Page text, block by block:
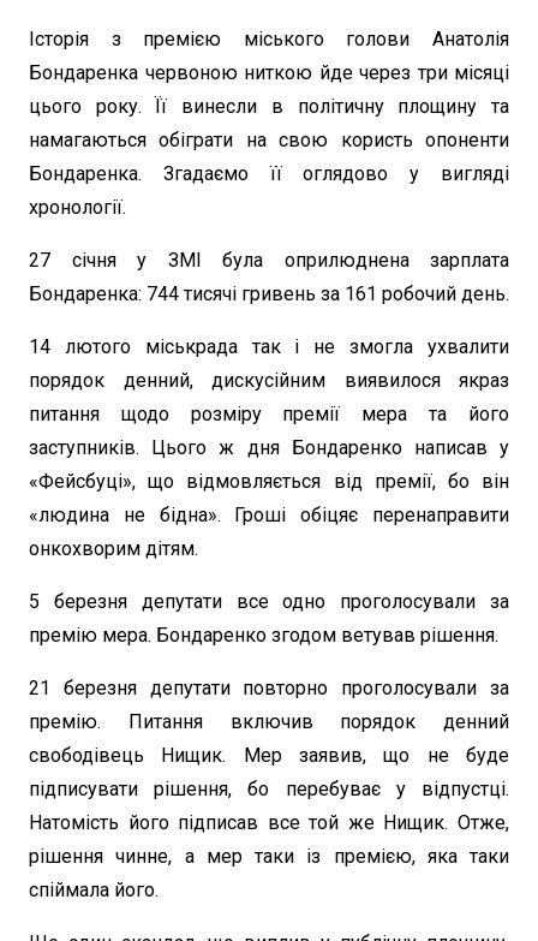
Історія з премією міського голови Анатолія
Бондаренка червоною ниткою йде через три місяці
цього року. Її винесли в політичну площину та
намагаються обіграти на свою користь опоненти
Бондаренка. Згадаємо її оглядово у вигляді
хронології.
27 січня у ЗМІ була оприлюднена зарплата
Бондаренка: 744 тисячі гривень за 161 робочий день.
14 лютого міськрада так і не змогла ухвалити
порядок денний, дискусійним виявилося якраз
питання щодо розміру премії мера та його
заступників. Цього ж дня Бондаренко написав у
«Фейсбуці», що відмовляється від премії, бо він
«людина не бідна». Гроші обіцяє перенаправити
онкохворим дітям.
5 березня депутати все одно проголосували за
премію мера. Бондаренко згодом ветував рішення.
21 березня депутати повторно проголосували за
премію. Питання включив порядок денний
свободівець Нищик. Мер заявив, що не буде
підписувати рішення, бо перебуває у відпустці.
Натомість його підписав все той же Нищик. Отже,
рішення чинне, а мер таки із премією, яка таки
спіймала його.